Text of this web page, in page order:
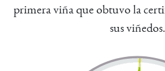
primera viña que obtuvo la
sus viñedos.